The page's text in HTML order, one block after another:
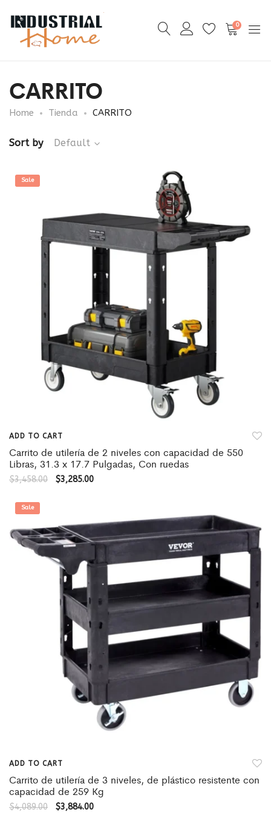
0
CARRITO
Home Tienda CARRITO
Sort by Default
Sale
ADD TO CART
Carrito de utilería de 2 niveles con capacidad de 550
Libras, 31.3 x 17.7 Pulgadas, Con ruedas
$3,458.00 $3,285.00
Sale
ADD TO CART
Carrito de utilería de 3 niveles, de plástico resistente con
capacidad de 259 Kg
$4,089.00 $3,884.00